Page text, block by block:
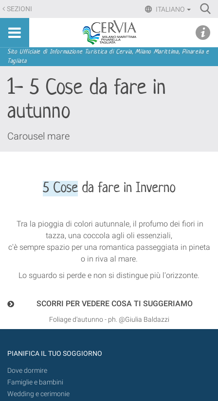
Salta
ai
contenuti.
Salta
alla
navigazione
ITALIANO
SEZIONI
Sito
turistico
ufficiale
Milano
Marittima,
Sezioni
Sito Ufficiale di Informazione Turistica di Cervia, Milano Marittima, Pinarella e
Tagliata
1- 5 Cose da fare in
autunno
Carousel mare
5 Coseda fare in Inverno
Tra la pioggia di colori autunnale, il profumo dei fiori in
tazza, una coccola agli oli essenziali,
c'è sempre spazio per una romantica passeggiata in pineta
o in riva al mare.
Lo sguardo si perde e non si distingue più l'orizzonte.
SCORRI PER VEDERE COSA TI SUGGERIAMO
Foliage d'autunno - ph. @Giulia Baldazzi
PIANIFICA IL TUO SOGGIORNO
Dove dormire
Famiglie e bambini
Wedding e cerimonie
menu